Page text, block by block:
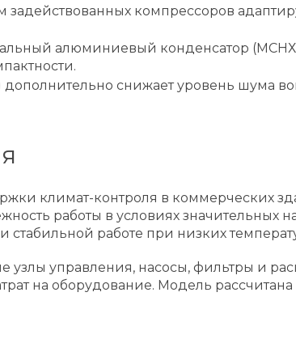
компрессоров
алюминиевый конденсатор
снижает уровень шума
климат-контроля в коммерческих
работы в условиях значительных
работе при низких
узлы управления, насосы, фильтры и
на оборудование. Модель